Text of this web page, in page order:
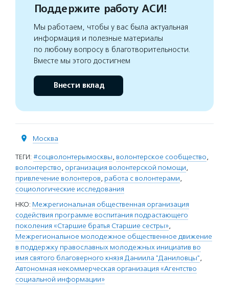
Поддержите работу АСИ!
Мы работаем, чтобы у вас была актуальная
информация и полезные материалы
по любому вопросу в благотворительности.
Вместе мы этого достигнем
Внести вклад
Москва
ТЕГИ: #соцволонтерымосквы, волонтерское сообщество,
волонтерство, организация волонтерской помощи,
привлечение волонтеров, работа с волонтерами,
социологические исследования
НКО: Межрегиональная общественная организация
содействия программе воспитания подрастающего
поколения «Старшие братья Старшие сестры»,
Межрегиональное молодежное общественное движение
в поддержку православных молодежных инициатив во
имя святого благоверного князя Даниила "Даниловцы",
Автономная некоммерческая организация «Агентство
социальной информации»